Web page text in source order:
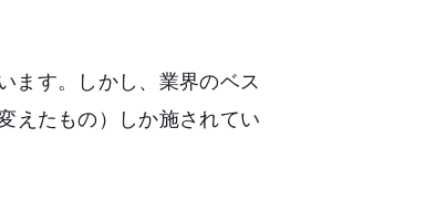
ます。しかし、業界のベス
えたもの）しか施されてい